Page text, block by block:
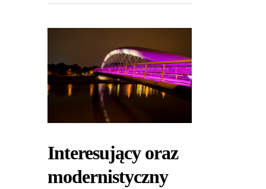
Interesujący oraz
modernistyczny